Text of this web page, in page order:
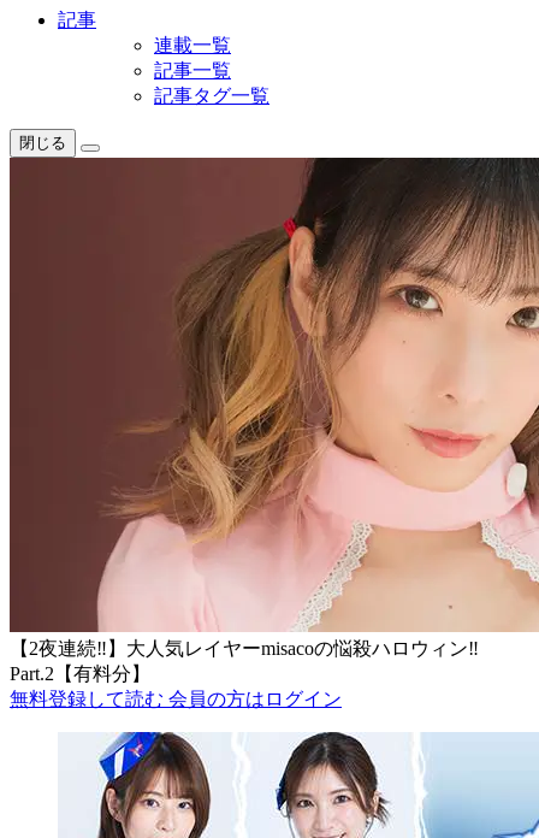
記事
連載一覧
記事一覧
記事タグ一覧
閉じる
【2夜連続‼】大人気レイヤーmisacoの悩殺ハロウィン‼
Part.2【有料分】
無料登録して読む 会員の方はログイン